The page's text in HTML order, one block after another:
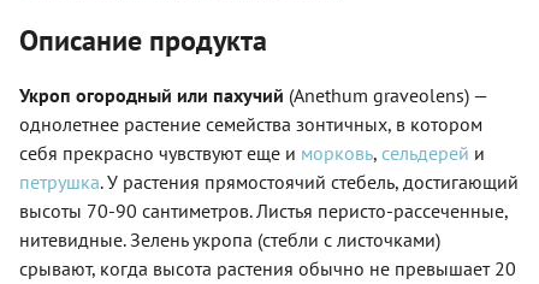
Описание продукта
Укроп огородный или пахучий (Anethum graveolens) —
однолетнее растение семейства зонтичных, в котором
себя прекрасно чувствуют еще и морковь, сельдерей и
петрушка. У растения прямостоячий стебель, достигающий
высоты 70-90 сантиметров. Листья перисто-рассеченные,
нитевидные. Зелень укропа (стебли с листочками)
срывают, когда высота растения обычно не превышает 20